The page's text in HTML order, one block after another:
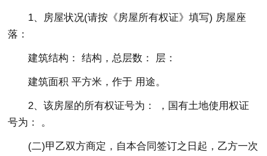
1、房屋状况(请按《房屋所有权证》填写) 房屋座
落：
建筑结构： 结构，总层数： 层：
建筑面积 平方米，作于 用途。
2、该房屋的所有权证号为： ，国有土地使用权证
号为： 。
(二)甲乙双方商定，自本合同签订之日起，乙方一次